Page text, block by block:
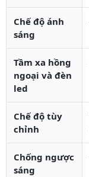
Chế độ ánh
sáng
Tầm xa hồng
ngoại và đèn
led
Chế độ tùy
chỉnh
Chống ngược
sáng